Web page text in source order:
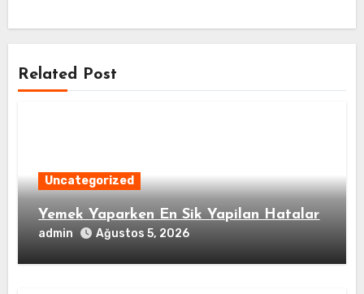
Related Post
Uncategorized
Yemek Yaparken En Sik Yapilan Hatalar
admin Ağustos 5, 2026